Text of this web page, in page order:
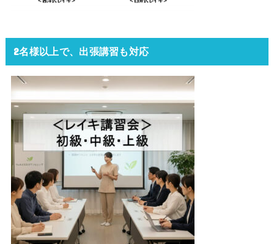
2名様以上で、出張講習も対応